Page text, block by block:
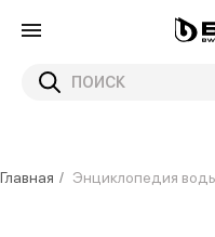
Главная / Энциклопедия